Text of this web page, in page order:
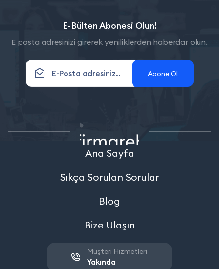
E-Bülten Abonesi Olun!
E posta adresinizi girerek yeniliklerden haberdar olun.
Abone Ol
Ana Sayfa
Sıkça Sorulan Sorular
Blog
Bize Ulaşın
Müşteri Hizmetleri
Yakında